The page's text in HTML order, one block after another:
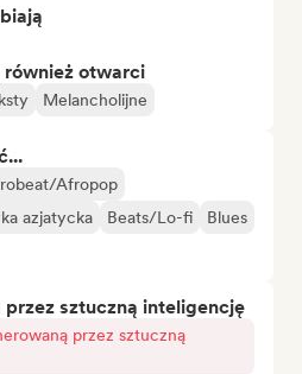
również otwarci
Melancholijne
Afropop
azjatycka Beats/Lo-fi
Blues
sztuczną inteligencję
przez sztuczną